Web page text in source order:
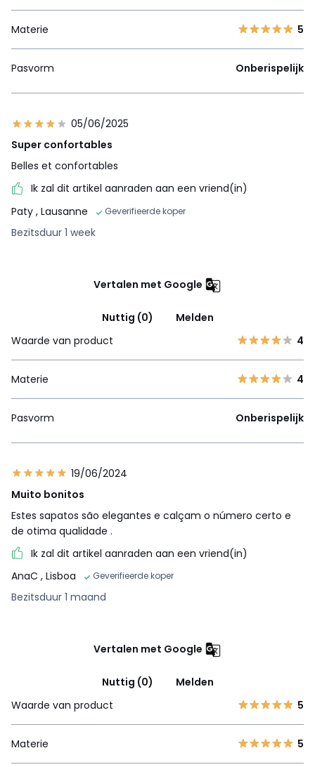
Materie 5
Pasvorm Onberispelijk
05/06/2025
Super confortables
Belles et confortables
Ik zal dit artikel aanraden aan een vriend(in)
Paty , Lausanne Geverifieerde koper
Bezitsduur 1 week
Vertalen met Google
Nuttig (0)
Melden
Waarde van product
4
Materie 4
Pasvorm Onberispelijk
19/06/2024
Muito bonitos
Estes sapatos são elegantes e calçam o número certo e
de otima qualidade .
Ik zal dit artikel aanraden aan een vriend(in)
AnaC , Lisboa Geverifieerde koper
Bezitsduur 1 maand
Vertalen met Google
Nuttig (0)
Melden
Waarde van product
5
Materie 5